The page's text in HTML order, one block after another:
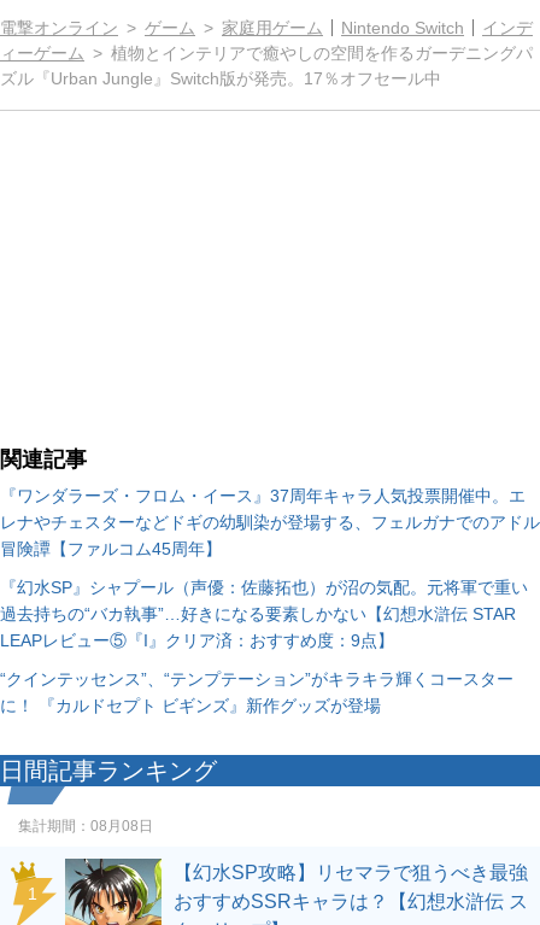
電撃オンライン ゲーム 家庭用ゲーム Nintendo Switch
インデ
ィーゲーム
植物とインテリアで癒やしの空間を作るガーデニングパ
ズル『Urban Jungle』Switch版が発売。17％オフセール中
関連記事
『ワンダラーズ・フロム・イース』37周年キャラ人気投票開催中。エ
レナやチェスターなどドギの幼馴染が登場する、フェルガナでのアドル
冒険譚【ファルコム45周年】
『幻水SP』シャプール（声優：佐藤拓也）が沼の気配。元将軍で重い
過去持ちの“バカ執事”…好きになる要素しかない【幻想水滸伝 STAR
LEAPレビュー⑤『I』クリア済：おすすめ度：9点】
“クインテッセンス”、“テンプテーション”がキラキラ輝くコースター
に！ 『カルドセプト ビギンズ』新作グッズが登場
日間記事ランキング
集計期間： 08月08日
1
【幻水SP攻略】リセマラで狙うべき最強
おすすめSSRキャラは？【幻想水滸伝 ス